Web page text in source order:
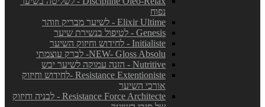
נפוח
Elixir Ultime - לשיער מבריק וזוהר
Genesis - לטיפול בנשירת שיער
Initialiste - לחידוש וחיזוק השיער
NEW- Gloss Absolu- לברק עוצמתי
Nutritive - הזנה עמוקה לשיער יבש
Resistance Extentioniste -לחידוש וחיזוק
אורכי השיער
Resistance Force Architecte - לבניה וחיזוק